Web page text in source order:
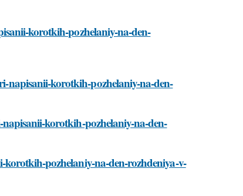
korotkih-pozhelaniy-na-den-
napisanii-korotkih-pozhelaniy-na-den-
korotkih-pozhelaniy-na-den-
pozhelaniy-na-den-rozhdeniya-v-